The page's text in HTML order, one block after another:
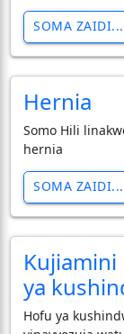
SOMA ZAIDI...
Hernia
Somo Hili
hernia
SOMA ZAIDI...
ya
Hofu ya